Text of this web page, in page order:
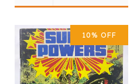
10% OFF